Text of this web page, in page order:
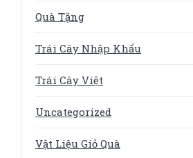
Quà Tặng
Trái Cây Nhập Khẩu
Trái Cây Việt
Uncategorized
Vật Liệu Giỏ Quà